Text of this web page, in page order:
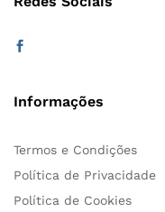
Informações
Termos e Condições
Política de Privacidade
Política de Cookies